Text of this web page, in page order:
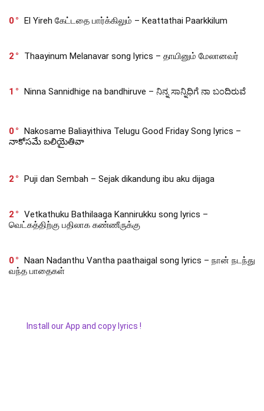
0 El Yireh கேட்டதை பார்க்கிலும் – Keattathai Paarkkilum
2 Thaayinum Melanavar song lyrics – தாயினும் மேலானவர்
1 Ninna Sannidhige na bandhiruve – ನಿನ್ನ ಸಾನ್ನಿಧಿಗೆ ನಾ ಬಂದಿರುವೆ
0
Nakosame Baliayithiva Telugu Good Friday Song lyrics –
నాకోసమే బలియైతివా
2 Puji dan Sembah – Sejak dikandung ibu aku dijaga
2
Vetkathuku Bathilaaga Kannirukku song lyrics –
வெட்கத்திற்கு பதிலாக கண்ணீருக்கு
0
Naan Nadanthu Vantha paathaigal song lyrics – நான் நடந்து
வந்த பாதைகள்
Install our App and copy lyrics !